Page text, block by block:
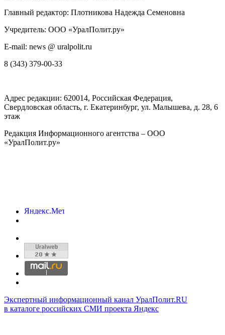
Главный редактор: Плотникова Надежда Семеновна
Учредитель: ООО «УралПолит.ру»
E-mail: news @ uralpolit.ru
8 (343) 379-00-33
Адрес редакции: 620014, Российская Федерация,
Свердловская область, г. Екатеринбург, ул. Малышева, д. 28, 6
этаж
Редакция Информационного агентства – ООО
«УралПолит.ру»
Экспертный информационный канал УралПолит.RU
в каталоге российских СМИ проекта Яндекс